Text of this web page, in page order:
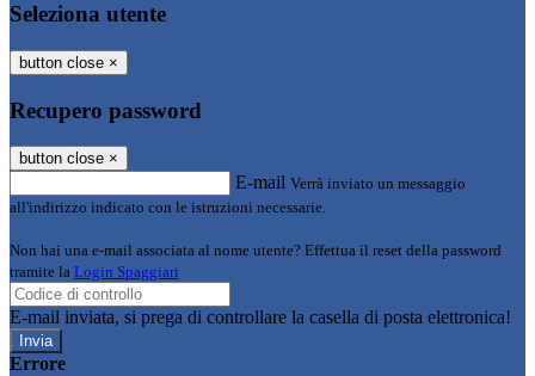
Seleziona utente
button close ×
Recupero password
button close ×
E-mail Verrà inviato un messaggio
all'indirizzo indicato con le istruzioni necessarie.
Non hai una e-mail associata al nome utente? Effettua il reset della password
tramite la Login Spaggiari
E-mail inviata, si prega di controllare la casella di posta elettronica!
Errore